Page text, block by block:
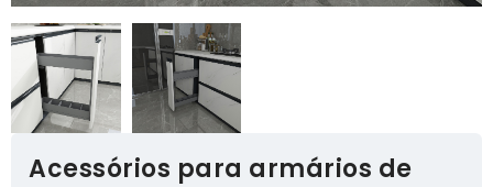
Acessórios para armários de